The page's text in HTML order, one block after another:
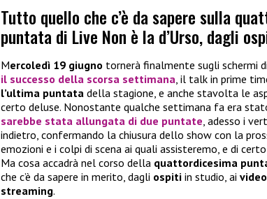
Tutto quello che c’è da sapere sulla
puntata di Live Non è la d’Urso, dagli
Mercoledì 19 giugno tornerà finalmente sugli schermi
il successo della scorsa settimana, il talk in prime
l’ultima puntata della stagione, e anche stavolta le
certo deluse. Nonostante qualche settimana fa era
sarebbe stata allungata di due puntate, adesso i
indietro, confermando la chiusura dello show con la
emozioni e i colpi di scena ai quali assisteremo, e di
Ma cosa accadrà nel corso della quattordicesima
che c’è da sapere in merito, dagli ospiti in studio, ai video
streaming.